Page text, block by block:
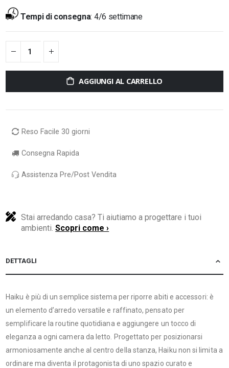
Tempi di consegna: 4/6 settimane
AGGIUNGI AL CARRELLO
Reso Facile 30 giorni
Consegna Rapida
Assistenza Pre/Post Vendita
Stai arredando casa? Ti aiutiamo a progettare i tuoi
ambienti.Scopri come ›
DETTAGLI
Haiku è più di un semplice sistema per riporre abiti e accessori: è
un elemento d’arredo versatile e raffinato, pensato per
semplificare la routine quotidiana e aggiungere un tocco di
eleganza a ogni camera da letto. Progettato per posizionarsi
armoniosamente anche al centro della stanza, Haiku non si limita a
ordinare ma diventa il protagonista di uno spazio curato e